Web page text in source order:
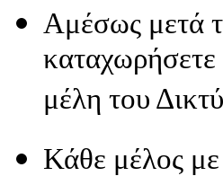
Αμέσως μετά
καταχωρήσετε
μέλη του
Κάθε μέλος με